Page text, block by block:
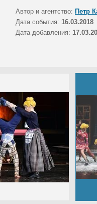
Автор и агентство: Петр
Дата события: 16.03.2018
Дата добавления: